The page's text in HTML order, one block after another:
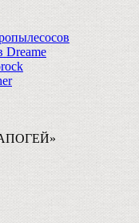
Dreame